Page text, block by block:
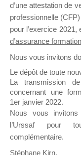
Ce groupe
Formation qui
Propositions
Ce groupe
sur lequel il
ou poser une
NB : Il est
pouvoir
d’une attestation de
professionnelle
pour l’exercice 2021,
d’assurance
Nous vous invitons
Le dépôt de toute
La transmission
concernant une
1er janvier 2022.
Nous vous
l’Urssaf pour
complémentaire.
Stéphane Kirn,